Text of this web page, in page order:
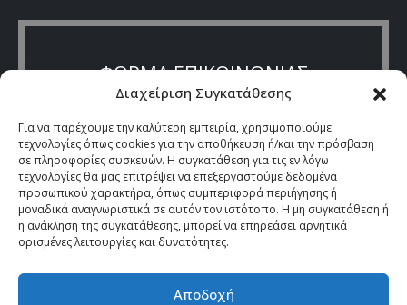
Διαχείριση Συγκατάθεσης
Για να παρέχουμε την καλύτερη εμπειρία, χρησιμοποιούμε
τεχνολογίες όπως cookies για την αποθήκευση ή/και την πρόσβαση
σε πληροφορίες συσκευών. Η συγκατάθεση για τις εν λόγω
τεχνολογίες θα μας επιτρέψει να επεξεργαστούμε δεδομένα
προσωπικού χαρακτήρα, όπως συμπεριφορά περιήγησης ή
μοναδικά αναγνωριστικά σε αυτόν τον ιστότοπο. Η μη συγκατάθεση ή
η ανάκληση της συγκατάθεσης, μπορεί να επηρεάσει αρνητικά
ορισμένες λειτουργίες και δυνατότητες.
Αποδοχή
ΦΟΡΜΑ ΕΠΙΚΟΙΝΩΝΙΑΣ